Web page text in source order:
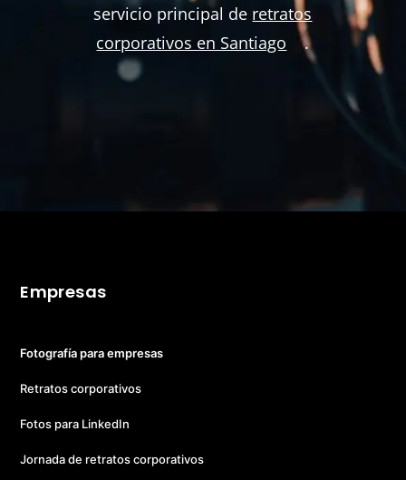
servicio principal de retratos
corporativos en Santiago
.
Empresas
Fotografía para empresas
Retratos corporativos
Fotos para LinkedIn
Jornada de retratos corporativos